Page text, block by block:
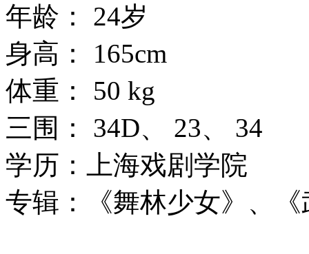
年龄： 24岁
身高： 165cm
体重： 50 kg
三围： 34D、 23、 34
学历：上海戏剧学院
专辑：《舞林少女》、